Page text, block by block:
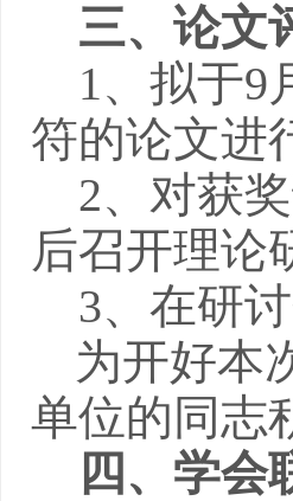
三、论文
1、拟于9
符的论文进
2、对获
后召开理论
3、在研
为开好本
单位的同志
四、学会